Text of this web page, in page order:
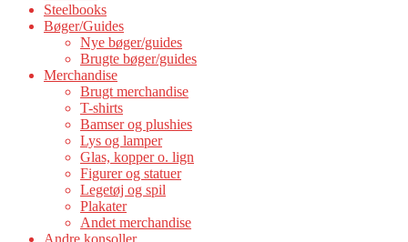
Steelbooks
Bøger/Guides
Nye bøger/guides
Brugte bøger/guides
Merchandise
Brugt merchandise
T-shirts
Bamser og plushies
Lys og lamper
Glas, kopper o. lign
Figurer og statuer
Legetøj og spil
Plakater
Andet merchandise